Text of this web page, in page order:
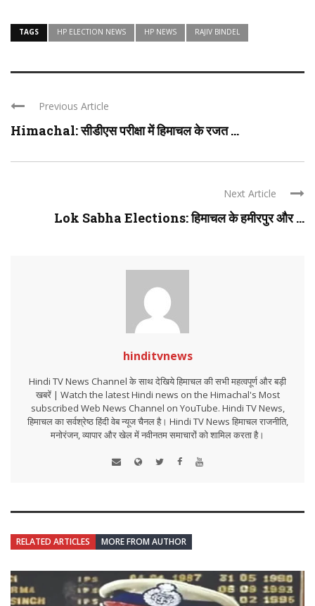
TAGS HP ELECTION NEWS HP NEWS RAJIV BINDEL
Previous Article
Himachal: सीडीएस परीक्षा में हिमाचल के रजत ...
Next Article
Lok Sabha Elections: हिमाचल के हमीरपुर और ...
hinditvnews
Hindi TV News Channel के साथ देखिये हिमाचल की सभी महत्वपूर्ण और बड़ी
खबरें | Watch the latest Hindi news on the Himachal's Most
subscribed Web News Channel on YouTube. Hindi TV News,
हिमाचल का सर्वश्रेष्ठ हिंदी वेब न्यूज चैनल है। Hindi TV News हिमाचल राजनीति,
मनोरंजन, व्यापार और खेल में नवीनतम समाचारों को शामिल करता है।
RELATED ARTICLES MORE FROM AUTHOR